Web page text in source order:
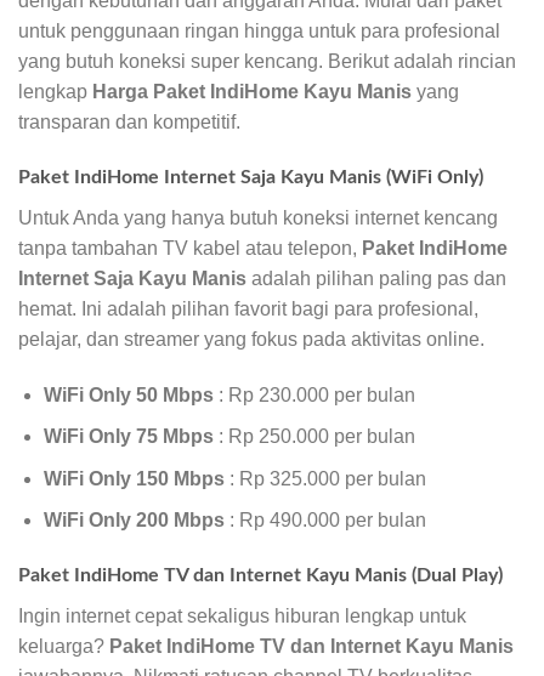
untuk penggunaan ringan hingga untuk para profesional
yang butuh koneksi super kencang. Berikut adalah rincian
lengkap Harga Paket IndiHome Kayu Manis yang
transparan dan kompetitif.
Paket IndiHome Internet Saja Kayu Manis (WiFi Only)
Untuk Anda yang hanya butuh koneksi internet kencang
tanpa tambahan TV kabel atau telepon, Paket IndiHome
Internet Saja Kayu Manis adalah pilihan paling pas dan
hemat. Ini adalah pilihan favorit bagi para profesional,
pelajar, dan streamer yang fokus pada aktivitas online.
WiFi Only 50 Mbps: Rp 230.000 per bulan
WiFi Only 75 Mbps: Rp 250.000 per bulan
WiFi Only 150 Mbps: Rp 325.000 per bulan
WiFi Only 200 Mbps: Rp 490.000 per bulan
Paket IndiHome TV dan Internet Kayu Manis (Dual Play)
Ingin internet cepat sekaligus hiburan lengkap untuk
keluarga? Paket IndiHome TV dan Internet Kayu Manis